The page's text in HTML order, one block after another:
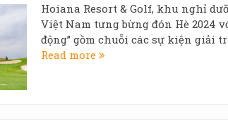
Hoiana Resort & Golf, khu nghỉ
Việt Nam tưng bừng đón Hè 2024
động” gồm chuỗi các sự kiện giải
Read more